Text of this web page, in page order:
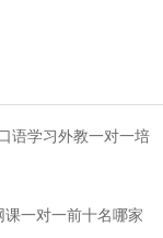
语学习外教一对一培
一对一前十名哪家